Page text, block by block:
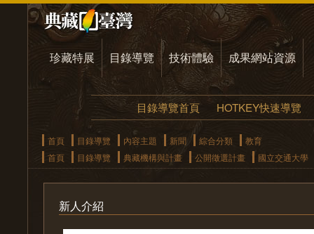
珍藏特展 目錄導覽 技術體驗 成果網站資源
目錄導覽首頁 HOTKEY快速導覽
首頁 目錄導覽 內容主題 新聞 綜合分類
教育
首頁
目錄導覽 典藏機構與計畫 公開徵選計畫 國立交通大學
新人介紹